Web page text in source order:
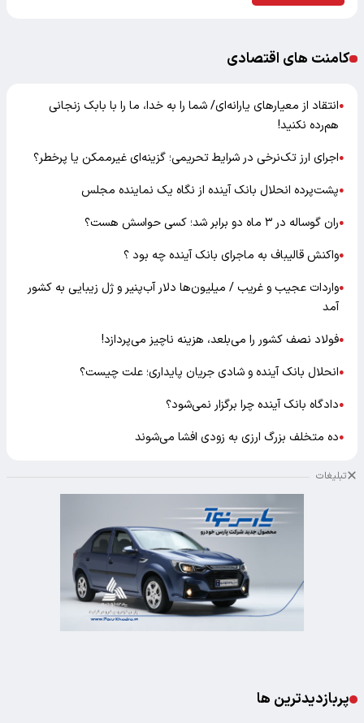
کامنت های اقتصادی
●انتقاد از معیارهای یارانه‌ای/ شما را به خدا، ما را با بابک زنجانی
هم‌رده نکنید!
●اجرای ارز تک‌نرخی در شرایط تحریمی؛ گزینه‌ای غیرممکن یا پرخطر؟
●پشت‌پرده انحلال بانک آینده از نگاه یک نماینده مجلس
●ران گوساله در ۳ ماه دو برابر شد؛ کسی حواسش هست؟
●واکنش قالیباف به ماجرای بانک آینده چه بود ؟
●واردات عجیب و غریب / میلیون‌ها دلار آب‌پنیر و ژل زیبایی به کشور
آمد
●فولاد نصف کشور را می‌بلعد، هزینه ناچیز می‌پردازد!
●انحلال بانک آینده و شادی جریان پایداری؛ علت چیست؟
●دادگاه بانک آینده چرا برگزار نمی‌شود؟
●ده متخلف بزرگ ارزی به زودی افشا می‌شوند
تبلیغات
پربازدیدترین ها